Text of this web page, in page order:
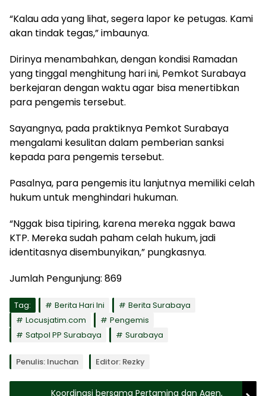
“Kalau ada yang lihat, segera lapor ke petugas. Kami
akan tindak tegas,” imbaunya.
Dirinya menambahkan, dengan kondisi Ramadan
yang tinggal menghitung hari ini, Pemkot Surabaya
berkejaran dengan waktu agar bisa menertibkan
para pengemis tersebut.
Sayangnya, pada praktiknya Pemkot Surabaya
mengalami kesulitan dalam pemberian sanksi
kepada para pengemis tersebut.
Pasalnya, para pengemis itu lanjutnya memiliki celah
hukum untuk menghindari hukuman.
“Nggak bisa tipiring, karena mereka nggak bawa
KTP. Mereka sudah paham celah hukum, jadi
identitasnya disembunyikan,” pungkasnya.
Jumlah Pengunjung: 869
Tag: Berita Hari Ini
Berita Surabaya
Locusjatim.com
Pengemis
Satpol PP Surabaya
Surabaya
Penulis: Inuchan Editor: Rezky
Koordinasi bersama Pertamina dan Agen,